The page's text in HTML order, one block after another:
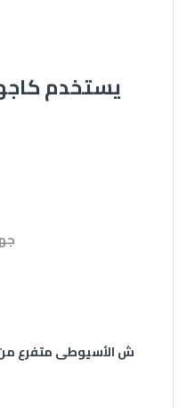
يستخدم